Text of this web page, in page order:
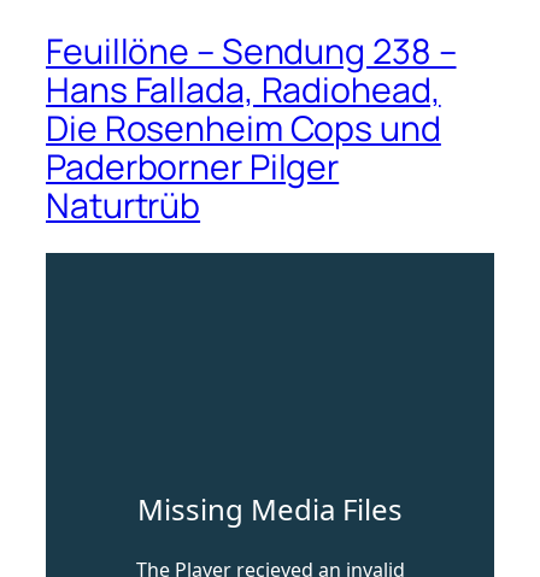
Feuillöne – Sendung 238 –
Hans Fallada, Radiohead,
Die Rosenheim Cops und
Paderborner Pilger
Naturtrüb